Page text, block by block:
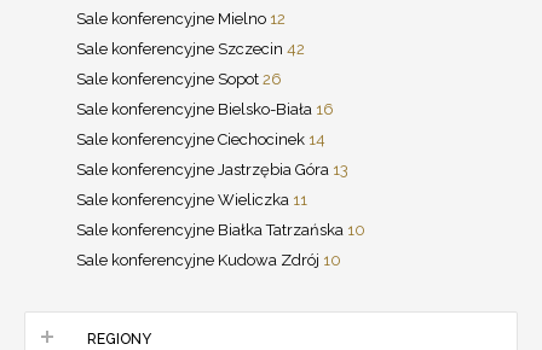
Sale konferencyjne Mielno 12
Sale konferencyjne Szczecin 42
Sale konferencyjne Sopot 26
Sale konferencyjne Bielsko-Biała 16
Sale konferencyjne Ciechocinek 14
Sale konferencyjne Jastrzębia Góra 13
Sale konferencyjne Wieliczka 11
Sale konferencyjne Białka Tatrzańska 10
Sale konferencyjne Kudowa Zdrój 10
REGIONY